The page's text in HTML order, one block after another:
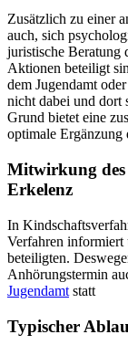
Zusätzlich zu einer
auch, sich
juristische Beratung
Aktionen beteiligt
dem Jugendamt
nicht dabei und dort
Grund bietet eine
optimale Ergänzung
Mitwirkung des
Erkelenz
In
Verfahren informiert
beteiligten.
Anhörungstermin
Jugendamt statt
Typischer